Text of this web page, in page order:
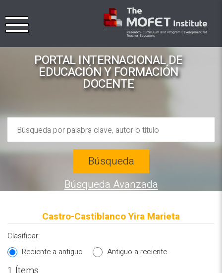
PORTAL INTERNACIONAL DE
EDUCACIÓN Y FORMACIÓN
DOCENTE
Búsqueda
Búsqueda Avanzada
Castro-Castiblanco Yira Marieta
Clasificar:
Reciente a antiguo
Antiguo a reciente